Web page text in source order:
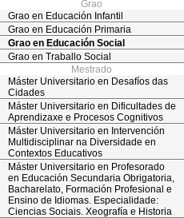
Grao
Grao en Educación Infantil
Grao en Educación Primaria
Grao en Educación Social
Grao en Traballo Social
Mestrado
Máster Universitario en Desafíos das
Cidades
Máster Universitario en Dificultades de
Aprendizaxe e Procesos Cognitivos
Máster Universitario en Intervención
Multidisciplinar na Diversidade en
Contextos Educativos
Máster Universitario en Profesorado
en Educación Secundaria Obrigatoria,
Bacharelato, Formación Profesional e
Ensino de Idiomas. Especialidade:
Ciencias Sociais. Xeografía e Historia